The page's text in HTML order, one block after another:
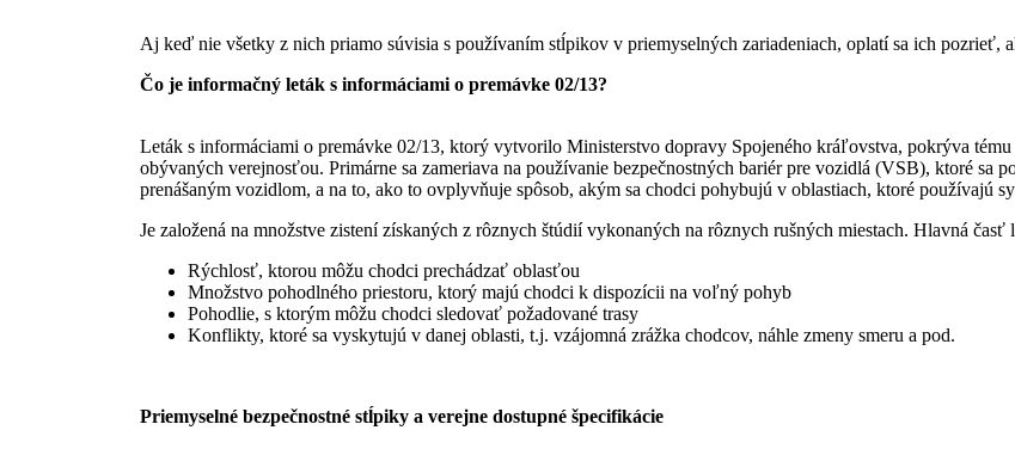
Aj keď nie všetky z nich priamo súvisia s používaním stĺpikov v priemyselných zariadeniach, oplatí sa ich pozrieť,
Čo je informačný leták s informáciami o premávke 02/13?
Leták s informáciami o premávke 02/13, ktorý vytvorilo Ministerstvo dopravy Spojeného kráľovstva, pokrýva
obývaných verejnosťou. Primárne sa zameriava na používanie bezpečnostných bariér pre vozidlá (VSB), ktoré sa
prenášaným vozidlom, a na to, ako to ovplyvňuje spôsob, akým sa chodci pohybujú v oblastiach, ktoré používajú
Je založená na množstve zistení získaných z rôznych štúdií vykonaných na rôznych rušných miestach. Hlavná časť
Rýchlosť, ktorou môžu chodci prechádzať oblasťou
Množstvo pohodlného priestoru, ktorý majú chodci k dispozícii na voľný pohyb
Pohodlie, s ktorým môžu chodci sledovať požadované trasy
Konflikty, ktoré sa vyskytujú v danej oblasti, t.j. vzájomná zrážka chodcov, náhle zmeny smeru a pod.
Priemyselné bezpečnostné stĺpiky a verejne dostupné špecifikácie